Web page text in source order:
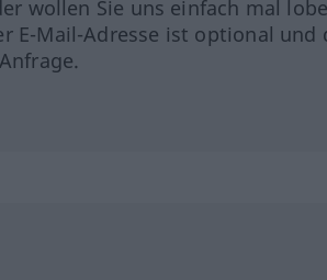
wollen Sie uns einfach mal
E-Mail-Adresse ist optional und